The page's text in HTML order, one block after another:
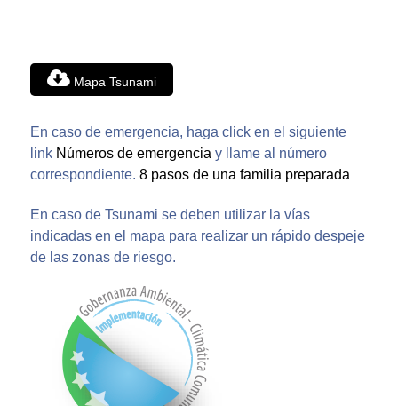
Mapa Tsunami
En caso de emergencia, haga click en el siguiente
link Números de emergencia y llame al número
correspondiente. 8 pasos de una familia preparada
En caso de Tsunami se deben utilizar la vías
indicadas en el mapa para realizar un rápido despeje
de las zonas de riesgo.